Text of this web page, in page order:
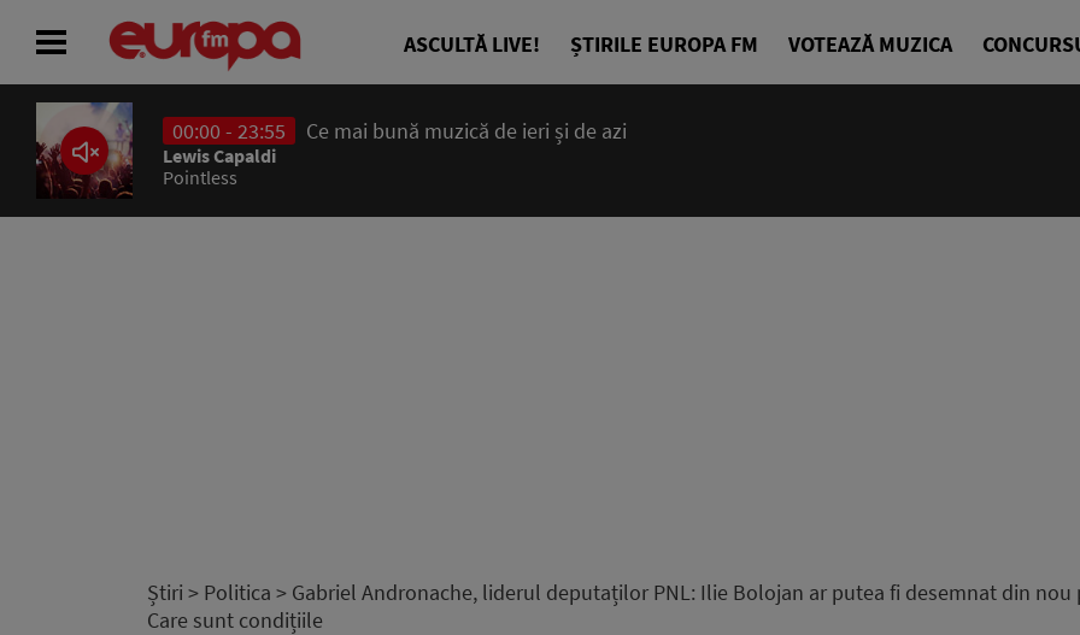
ASCULTĂ LIVE! ȘTIRILE EUROPA FM VOTEAZĂ MUZICA
00:00 - 23:55 Ce mai bună muzică de ieri și de azi
Lewis Capaldi
Pointless
Știri > Politica > Gabriel Andronache, liderul deputaților PNL: Ilie Bolojan ar putea fi desemnat din nou
Care sunt condițiile
ACASĂ
ȘTIRI